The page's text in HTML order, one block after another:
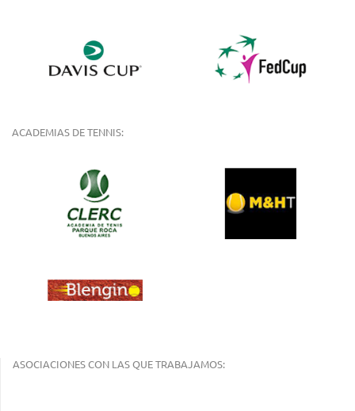
ACADEMIAS DE TENNIS:
ASOCIACIONES CON LAS QUE TRABAJAMOS: